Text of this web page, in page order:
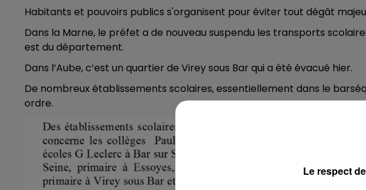
14h00 - 15h00
LA RADIO POP LE
Habitants et pouvoirs publics s'organisent pour éviter tout dégât
Dans la Marne, le préfet a de nouveau suspendu les transports
est du département.
Dans l’Aube, c’est un quartier de Virey sous Bar qui a été évacué hier.
De nombreux établissements scolaires, essentiellement dans le
ordre.
Le respect